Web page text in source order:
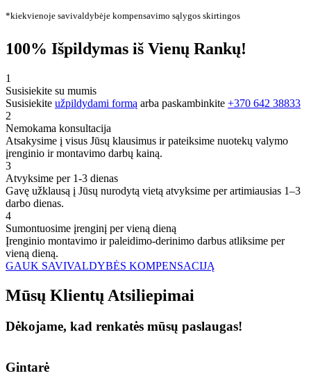
*kiekvienoje savivaldybėje kompensavimo sąlygos skirtingos
100% Išpildymas iš Vienų Rankų!
1
Susisiekite su mumis
Susisiekite užpildydami formą arba paskambinkite +370 642 38833
2
Nemokama konsultacija
Atsakysime į visus Jūsų klausimus ir pateiksime nuotekų valymo
įrenginio ir montavimo darbų kainą.
3
Atvyksime per 1-3 dienas
Gavę užklausą į Jūsų nurodytą vietą atvyksime per artimiausias 1–3
darbo dienas.
4
Sumontuosime įrenginį per vieną dieną
Įrenginio montavimo ir paleidimo-derinimo darbus atliksime per
vieną dieną.
GAUK SAVIVALDYBĖS KOMPENSACIJĄ
Mūsų Klientų Atsiliepimai
Dėkojame, kad renkatės mūsų paslaugas!
Gintarė